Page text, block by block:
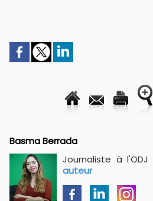
Basma Berrada
Journaliste à l'ODJ
auteur